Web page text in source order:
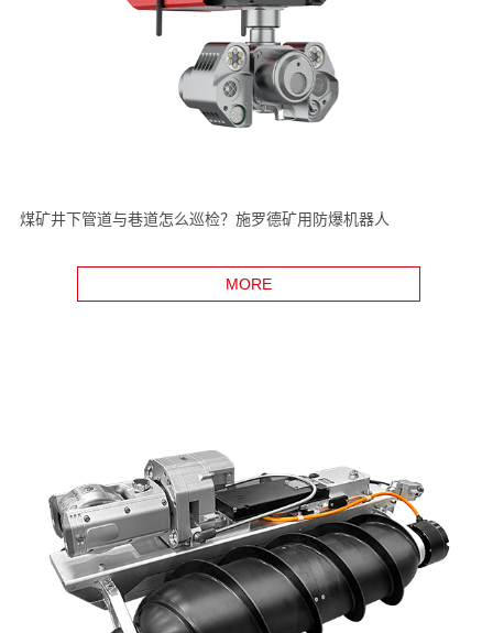
煤矿井下管道与巷道怎么巡检？施罗德矿用防爆机器人
MORE